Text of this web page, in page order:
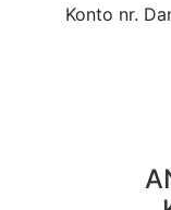
Konto nr.